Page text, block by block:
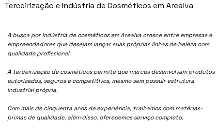
A busca por indústria de cosméticos emArealva cresce entre empresas e
empreendedores que desejam lançar suas próprias linhas de beleza com
qualidade profissional.
A terceirização de cosméticos permite que marcas desenvolvam produtos
autorizados, seguros e competitivos, mesmo sem possuir estrutura
industrial própria.
Com mais de cinquenta anos de experiência, tralhamos com matérias-
primas de qualidade, além disso, oferecemos serviço completo.
Terceirização e Indústria de Cosméticos em Arealva